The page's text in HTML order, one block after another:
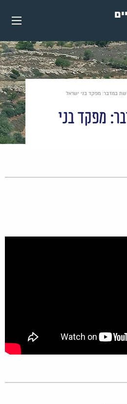
במדבר: מפקד בני ישראל
מפקד בני